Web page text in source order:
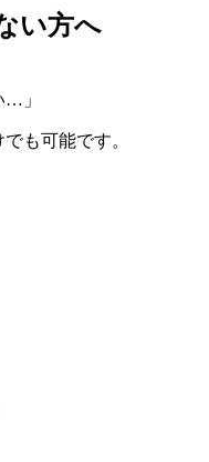
い方へ
…」
も可能です。